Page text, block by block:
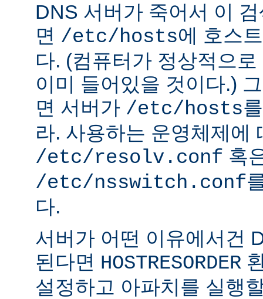
DNS 서버가 죽어서 이
면 /etc/hosts에 호스
다. (컴퓨터가 정상적으
이미 들어있을 것이다.)
면 서버가 /etc/hosts
라. 사용하는 운영체제에
/etc/resolv.conf 혹
/etc/nsswitch.conf
다.
서버가 어떤 이유에서건
된다면 HOSTRESORDER
설정하고 아파치를 실행